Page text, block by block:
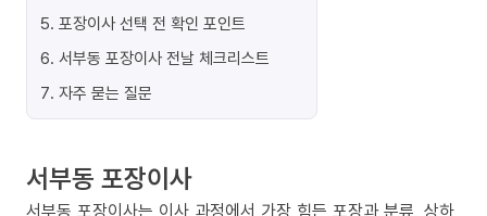
5. 포장이사 선택 전 확인 포인트
6. 서부동 포장이사 전날 체크리스트
7. 자주 묻는 질문
서부동 포장이사
서부동 포장이사는 이사 과정에서 가장 힘든 포장과 분류, 상하